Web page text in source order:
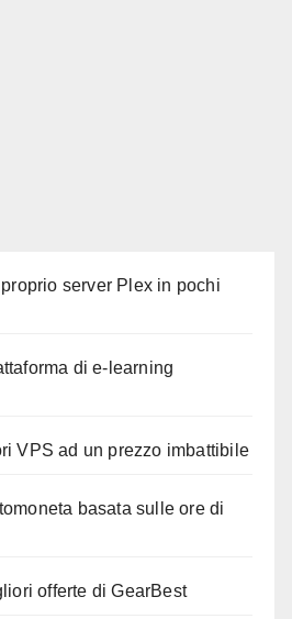
server Plex in pochi
di e-learning
VPS ad un prezzo imbattibile
basata sulle ore di
offerte di GearBest